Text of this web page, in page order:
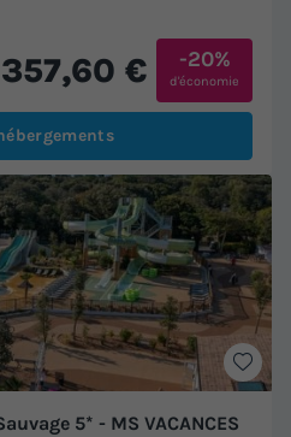
357,60 € -20%
d'économie
5* - MS VACANCES